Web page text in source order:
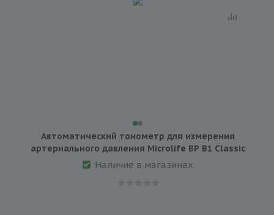
Автоматический тонометр для измерения
артериального давления Microlife BP B1 Classic
Наличие в магазинах